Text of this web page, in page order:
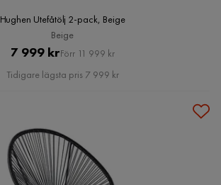
Hughen Utefåtölj 2-pack, Beige
Beige
Pris
7 999 krOriginal
Pris
Förr 11 999 kr
Tidigare lägsta pris 7 999 kr